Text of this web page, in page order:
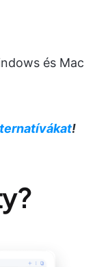
és Mac
!